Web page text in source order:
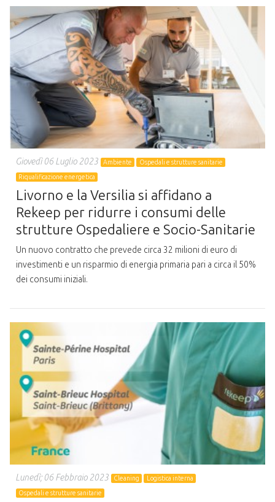
Giovedì 06 Luglio 2023 Ambiente
Ospedali e strutture sanitarie
Riqualificazione energetica
Livorno e la Versilia si affidano a
Rekeep per ridurre i consumi delle
strutture Ospedaliere e Socio-Sanitarie
Un nuovo contratto che prevede circa 32 milioni di euro di
investimenti e un risparmio di energia primaria pari a circa il 50%
dei consumi iniziali.
Lunedì; 06 Febbraio 2023 Cleaning
Logistica interna
Ospedali e strutture sanitarie